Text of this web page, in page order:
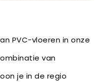
PVC-vloeren in onze
van
je in de regio